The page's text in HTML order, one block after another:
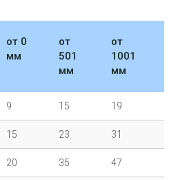
от 0
мм
от
501
мм
от
1001
мм
9 15 19
15 23 31
20 35 47